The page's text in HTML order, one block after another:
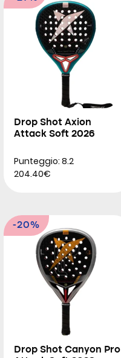
Drop Shot Axion
Attack Soft 2026
Punteggio: 8.2
204.40€
-20%
Drop Shot Canyon Pro